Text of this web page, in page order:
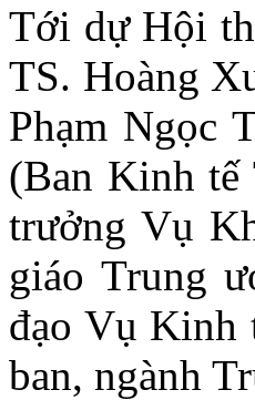
Tới dự Hội
TS. Hoàng
Phạm Ngọc
(Ban Kinh tế
trưởng Vụ
giáo Trung
đạo Vụ Kinh
ban, ngành